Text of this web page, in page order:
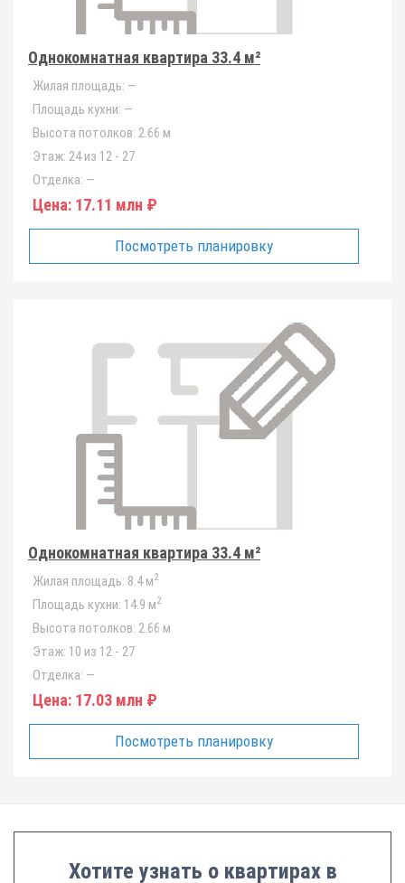
Однокомнатная квартира 33.4 м²
Жилая площадь: —
Площадь кухни: —
Высота потолков: 2.66 м
Этаж: 24 из 12 - 27
Отделка: —
Цена: 17.11 млн ₽
Посмотреть планировку
Однокомнатная квартира 33.4 м²
Жилая площадь: 8.4 м2
Площадь кухни: 14.9 м2
Высота потолков: 2.66 м
Этаж: 10 из 12 - 27
Отделка: —
Цена: 17.03 млн ₽
Посмотреть планировку
Хотите узнать о квартирах в